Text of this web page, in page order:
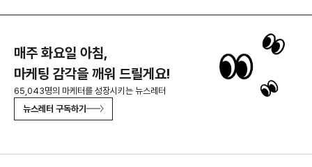
매주 화요일 아침,
마케팅 감각을 깨워 드릴게요!
65,043명의 마케터를 성장시키는 뉴스레터
뉴스레터 구독하기